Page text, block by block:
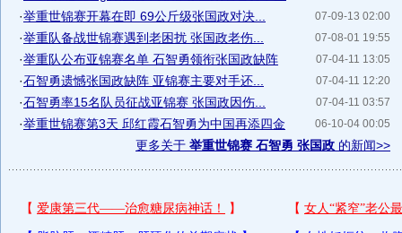
07-09-13 02:00
·举重世锦赛开幕在即 69公斤级张国政对决...
07-08-01 19:55
·举重队备战世锦赛遇到老困扰 张国政老伤...
07-04-11 13:05
·举重队公布亚锦赛名单 石智勇领衔张国政缺阵
07-04-11 12:20
·石智勇遗憾张国政缺阵 亚锦赛主要对手还...
07-04-11 03:57
·石智勇率15名队员征战亚锦赛 张国政因伤...
06-10-04 00:05
·举重世锦赛第3天 邱红霞石智勇为中国再添四金
更多关于 举重世锦赛 石智勇 张国政 的新闻>>